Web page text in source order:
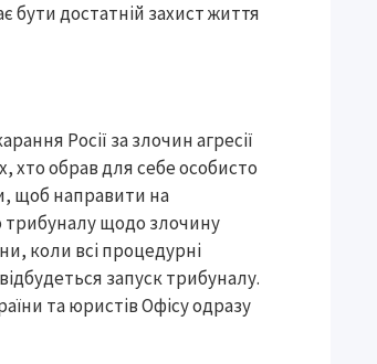
бути достатній захист життя
Росії за злочин агресії
хто обрав для себе особисто
щоб направити на
трибуналу щодо злочину
коли всі процедурні
запуск трибуналу.
та юристів Офісу одразу